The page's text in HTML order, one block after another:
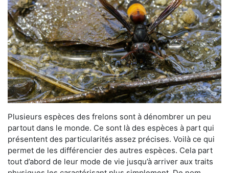
Plusieurs espèces des frelons sont à dénombrer un peu
partout dans le monde. Ce sont là des espèces à part qui
présentent des particularités assez précises. Voilà ce qui
permet de les différencier des autres espèces. Cela part
tout d’abord de leur mode de vie jusqu’à arriver aux traits